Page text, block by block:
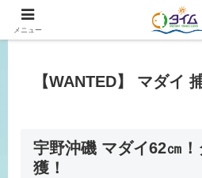
広島、岡山の釣り情報はタ
【WANTED】 マダイ
宇野沖磯 マダイ62㎝
獲！
メニュー